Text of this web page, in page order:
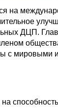
на
ДЦП.
с мировыми